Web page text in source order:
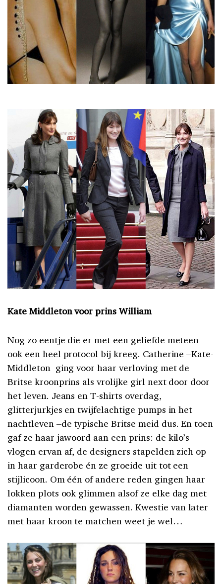
Kate Middleton voor prins William
Nog zo eentje die er met een geliefde meteen
ook een heel protocol bij kreeg. Catherine –Kate-
Middleton ging voor haar verloving met de
Britse kroonprins als vrolijke girl next door door
het leven. Jeans en T-shirts overdag,
glitterjurkjes en twijfelachtige pumps in het
nachtleven –de typische Britse meid dus. En toen
gaf ze haar jawoord aan een prins: de kilo’s
vlogen ervan af, de designers stapelden zich op
in haar garderobe én ze groeide uit tot een
stijlicoon. Om één of andere reden gingen haar
lokken plots ook glimmen alsof ze elke dag met
diamanten worden gewassen. Kwestie van later
met haar kroon te matchen weet je wel…